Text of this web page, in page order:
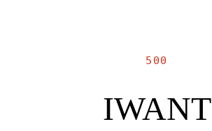
500
IWANT